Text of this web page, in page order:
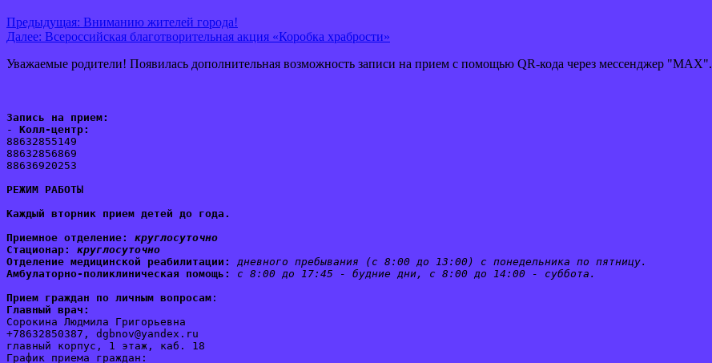
Предыдущая: Вниманию жителей города!
Далее: Всероссийская благотворительная акция «Коробка храбрости»
Уважаемые родители! Появилась дополнительная возможность записи на прием с помощью QR-кода через мессенджер "MAX".
Запись на прием:
- Колл-центр:
88632855149
88632856869
88636920253
РЕЖИМ РАБОТЫ
Каждый вторник прием детей до года.
Приемное отделение:
круглосуточно
Стационар: круглосуточно
Отделение медицинской реабилитации:
дневного пребывания (с 8:00 до 13:00) с понедельника по пятницу.
Амбулаторно-поликлиническая помощь:
с 8:00 до 17:45 - будние дни, с 8:00 до 14:00 - суббота.
Прием граждан по личным вопросам :
Главный врач:
Сорокина Людмила Григорьевна
+78632850387, dgbnov@yandex.ru
главный корпус, 1 этаж, каб. 18
График приема граждан: